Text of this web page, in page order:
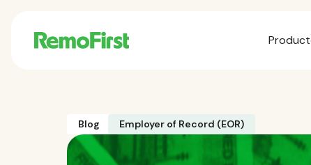
Blog Employer of Record (EOR)